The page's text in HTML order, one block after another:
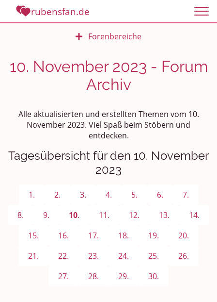
rubensfan.de
Forenbereiche
Rundum Leben
Politik und Weltgeschehen
Persönliches
Treffen und Stammtische
Gesundheit & Wellness
Sport & Freizeit
Shopping und Bekleidung
10. November 2023 - Forum
Archiv
Alle aktualisierten und erstellten Themen vom 10.
November 2023. Viel Spaß beim Stöbern und
entdecken.
Tagesübersicht für den 10. November
2023
1. 2. 3. 4. 5. 6.
7.
8.
9. 10. 11. 12. 13.
14.
15.
16. 17. 18. 19.
20.
21.
22. 23. 24. 25.
26.
27.
28. 29. 30.